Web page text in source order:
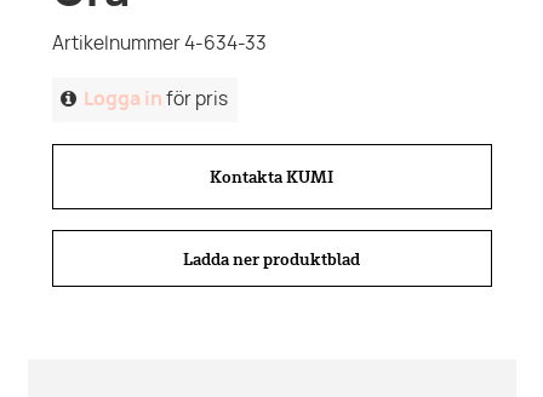
Artikelnummer 4-634-33
Logga in för pris
Kontakta KUMI
Ladda ner produktblad